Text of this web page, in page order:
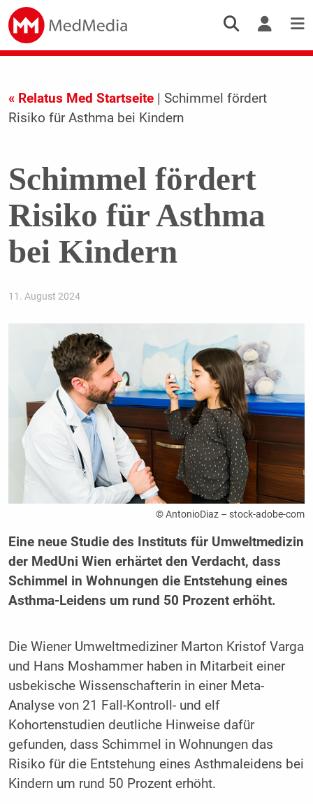
« Relatus Med Startseite| Schimmel fördert
Risiko für Asthma bei Kindern
Schimmel fördert
Risiko für Asthma
bei Kindern
11. August 2024
© AntonioDiaz – stock-adobe-com
Eine neue Studie des Instituts für Umweltmedizin
der MedUni Wien erhärtet den Verdacht, dass
Schimmel in Wohnungen die Entstehung eines
Asthma-Leidens um rund 50 Prozent erhöht.
Die Wiener Umweltmediziner Marton Kristof Varga
und Hans Moshammer haben in Mitarbeit einer
usbekische Wissenschafterin in einer Meta-
Analyse von 21 Fall-Kontroll- und elf
Kohortenstudien deutliche Hinweise dafür
gefunden, dass Schimmel in Wohnungen das
Risiko für die Entstehung eines Asthmaleidens bei
Kindern um rund 50 Prozent erhöht.